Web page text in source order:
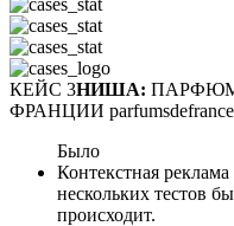
КЕЙС 3НИША:
ФРАНЦИИ
Было
Контекстная реклама
нескольких тестов
происходит.